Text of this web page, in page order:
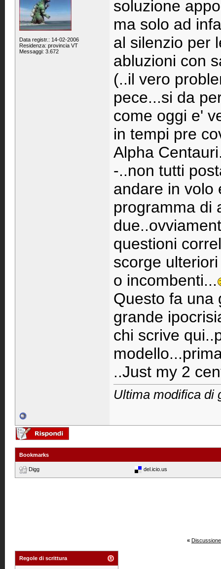
Data registr.: 14-02-2006
Residenza: provincia VT
Messaggi: 3.672
soluzione
ma solo ad
al silenzio per
abluzioni con
(..il vero
pece...si da
come oggi e'
in tempi pre
Alpha
-..non tutti
andare in volo
programma di
questioni
scorge
o incombenti...
Questo fa una
grande
chi scrive
..Just my 2
Ultima modifica di
Bookmarks
Digg del.icio.us
«
Regole di scrittura